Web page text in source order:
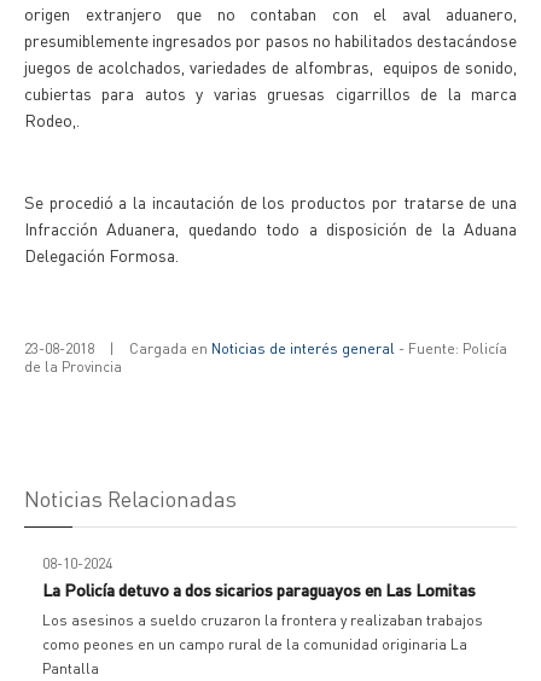
origen extranjero que no contaban con el aval aduanero,
presumiblemente ingresados por pasos no habilitados destacándose
juegos de acolchados, variedades de alfombras, equipos de sonido,
cubiertas para autos y varias gruesas cigarrillos de la marca
Rodeo,.
Se procedió a la incautación de los productos por tratarse de una
Infracción Aduanera, quedando todo a disposición de la Aduana
Delegación Formosa.
23-08-2018 | Cargada en Noticias de interés general - Fuente: Policía
de la Provincia
Noticias Relacionadas
08-10-2024
La Policía detuvo a dos sicarios paraguayos en Las Lomitas
Los asesinos a sueldo cruzaron la frontera y realizaban trabajos
como peones en un campo rural de la comunidad originaria La
Pantalla